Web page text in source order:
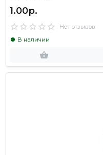
1.00р.
Нет отзывов
В наличии